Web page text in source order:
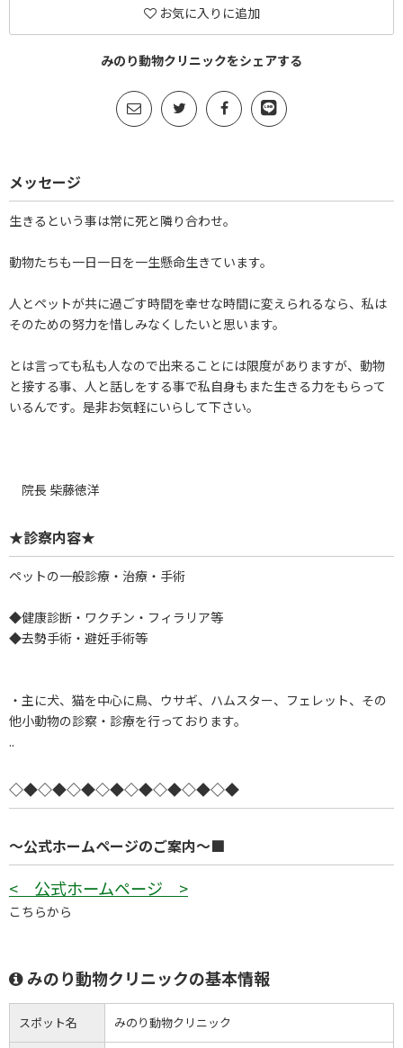
お気に入りに追加
みのり動物クリニックをシェアする
メッセージ
生きるという事は常に死と隣り合わせ。
動物たちも一日一日を一生懸命生きています。
人とペットが共に過ごす時間を幸せな時間に変えられるなら、私は
そのための努力を惜しみなくしたいと思います。
とは言っても私も人なので出来ることには限度がありますが、動物
と接する事、人と話しをする事で私自身もまた生きる力をもらって
いるんです。是非お気軽にいらして下さい。
院長 柴藤徳洋
★診察内容★
ペットの一般診療・治療・手術
◆健康診断・ワクチン・フィラリア等
◆去勢手術・避妊手術等
・主に犬、猫を中心に鳥、ウサギ、ハムスター、フェレット、その
他小動物の診察・診療を行っております。
..
◇◆◇◆◇◆◇◆◇◆◇◆◇◆◇◆
～公式ホームページのご案内～■
< 公式ホームページ >
こちらから
みのり動物クリニックの基本情報
スポット名 みのり動物クリニック